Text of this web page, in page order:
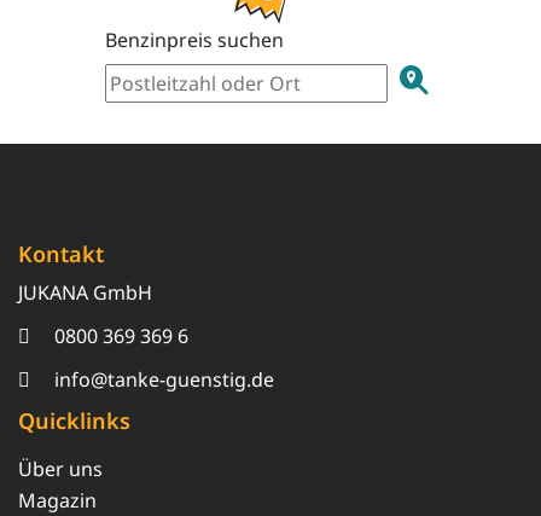
Benzinpreis suchen
Kontakt
JUKANA GmbH
0800 369 369 6
info@tanke-guenstig.de
Quicklinks
Über uns
Magazin